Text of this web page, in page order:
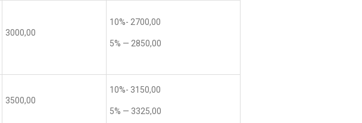
3000,00
10%- 2700,00
5% — 2850,00
3500,00
10%- 3150,00
5% — 3325,00